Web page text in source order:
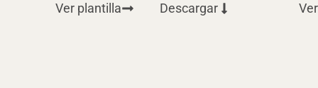
Ver plantilla
Descargar